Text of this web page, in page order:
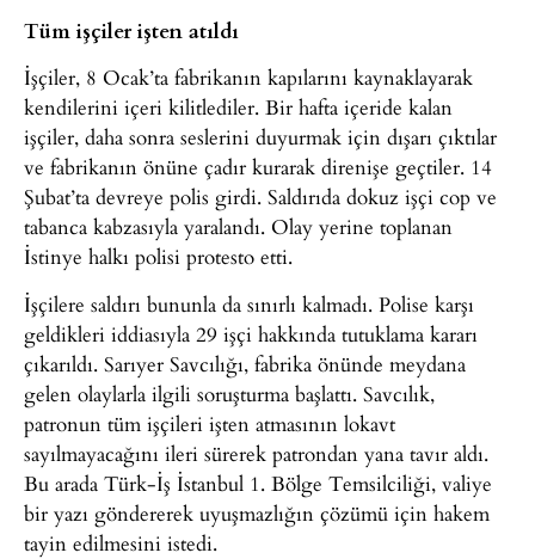
Tüm işçiler işten atıldı
İşçiler, 8 Ocak’ta fabrikanın kapılarını kaynaklayarak
kendilerini içeri kilitlediler. Bir hafta içeride kalan
işçiler, daha sonra seslerini duyurmak için dışarı çıktılar
ve fabrikanın önüne çadır kurarak direnişe geçtiler. 14
Şubat’ta devreye polis girdi. Saldırıda dokuz işçi cop ve
tabanca kabzasıyla yaralandı. Olay yerine toplanan
İstinye halkı polisi protesto etti.
İşçilere saldırı bununla da sınırlı kalmadı. Polise karşı
geldikleri iddiasıyla 29 işçi hakkında tutuklama kararı
çıkarıldı. Sarıyer Savcılığı, fabrika önünde meydana
gelen olaylarla ilgili soruşturma başlattı. Savcılık,
patronun tüm işçileri işten atmasının lokavt
sayılmayacağını ileri sürerek patrondan yana tavır aldı.
Bu arada Türk-İş İstanbul 1. Bölge Temsilciliği, valiye
bir yazı göndererek uyuşmazlığın çözümü için hakem
tayin edilmesini istedi.